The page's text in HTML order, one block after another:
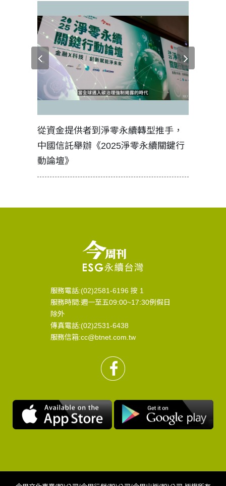
從資金提供者到淨零永續轉型推手，
中國信託舉辦《2025淨零永續關鍵行
動論壇》
服務電話:(02)2581-6196 按 1
服務時間:週一至五09:00~17:30例假日
除外
傳真電話:(02)2531-6438
服務信箱:cc@btnet.com.tw